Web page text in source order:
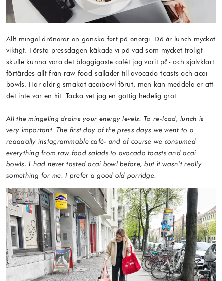
Allt mingel dränerar en ganska fort på energi. Då är lunch mycket
viktigt. Första pressdagen käkade vi på vad som mycket troligt
skulle kunna vara det bloggigaste cafét jag varit på- och självklart
förtärdes allt från raw food-sallader till avocado-toasts och acai-
bowls. Har aldrig smakat acaibowl förut, men kan meddela er att
det inte var en hit. Tacka vet jag en göttig hedelig gröt.
All the mingeling drains your energy levels. To re-load, lunch is
very important. The first day of the press days we went to a
reaaaally instagrammable café- and of course we consumed
everything from raw food salads to avocado toasts and acai
bowls. I had never tasted acai bowl before, but it wasn’t really
something for me. I prefer a good old porridge.